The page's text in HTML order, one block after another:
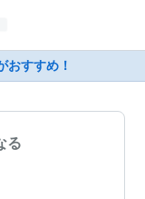
おすすめ！
る